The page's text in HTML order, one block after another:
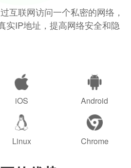
互联网访问一个私密的网络，
实IP地址，提高网络安全和隐
iOS Android
Linux Chrome